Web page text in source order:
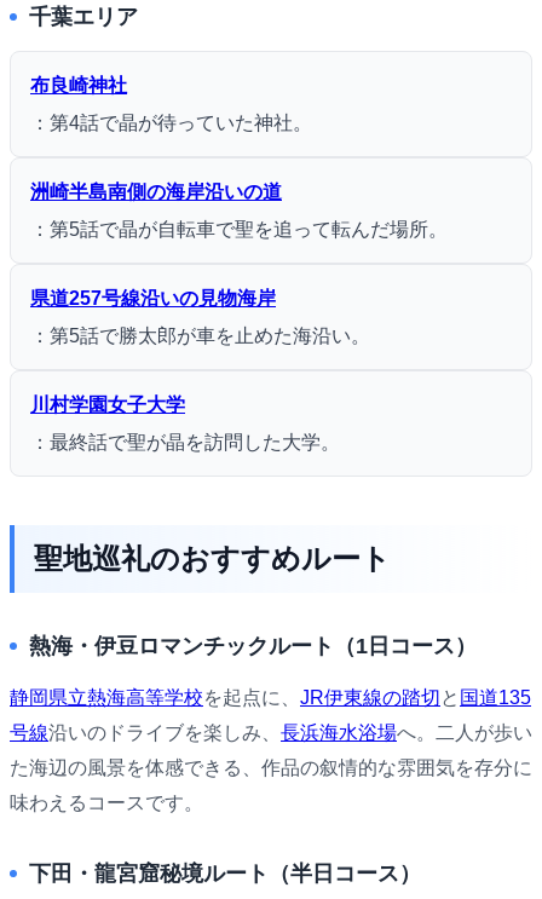
千葉エリア
布良崎神社
：第4話で晶が待っていた神社。
洲崎半島南側の海岸沿いの道
：第5話で晶が自転車で聖を追って転んだ場所。
県道257号線沿いの見物海岸
：第5話で勝太郎が車を止めた海沿い。
川村学園女子大学
：最終話で聖が晶を訪問した大学。
聖地巡礼のおすすめルート
熱海・伊豆ロマンチックルート（1日コース）
静岡県立熱海高等学校を起点に、 JR伊東線の踏切と 国道135
号線沿いのドライブを楽しみ、 長浜海水浴場へ。二人が歩い
た海辺の風景を体感できる、作品の叙情的な雰囲気を存分に
味わえるコースです。
下田・龍宮窟秘境ルート（半日コース）